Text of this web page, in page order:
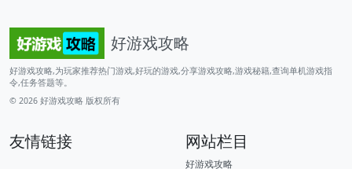
好游戏攻略
好游戏攻略,为玩家推荐热门游戏,好玩的游戏,分享游戏攻略,游戏秘籍,查询单机游戏指
令,任务答题等。
© 2026 好游戏攻略 版权所有
友情链接 网站栏目
好游戏攻略